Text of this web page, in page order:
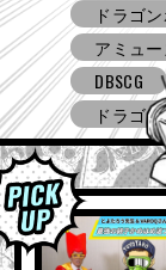
Ｖジャ
ドラゴ
ドラゴ
ドラゴ
BNE
アミュ
コミコン
ドラゴン